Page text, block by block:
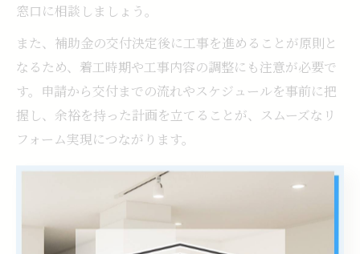
窓口に相談しましょう。
また、補助金の交付決定後に工事を進めることが原則と
なるため、着工時期や工事内容の調整にも注意が必要で
す。申請から交付までの流れやスケジュールを事前に把
握し、余裕を持った計画を立てることが、スムーズなリ
フォーム実現につながります。
費用相場から考える理想の浴室再
生計画